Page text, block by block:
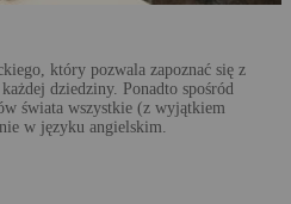
który pozwala zapoznać się z
dziedziny. Ponadto spośród
świata wszystkie (z wyjątkiem
w języku angielskim.